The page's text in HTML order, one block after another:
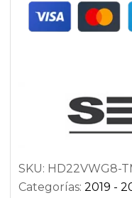
SEIBON
TM-
/
R
SKU: HD22VWG8-
Categorías: 2019 -